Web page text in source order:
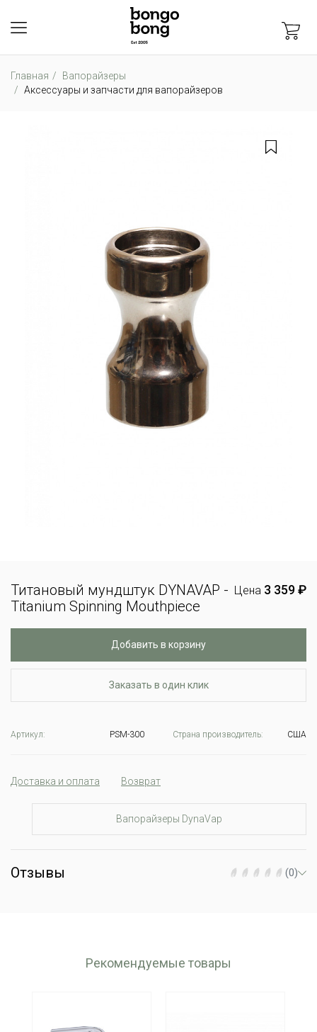
Главная
Вапорайзеры
Аксессуары и запчасти для вапорайзеров
Титановый мундштук DYNAVAP -
Titanium Spinning Mouthpiece
Цена 3 359 ₽
Добавить в корзину
Заказать в один клик
Артикул: PSM-300 Страна производитель: США
Доставка и оплата Возврат
Вапорайзеры DynaVap
Отзывы (0)
Рекомендуемые товары